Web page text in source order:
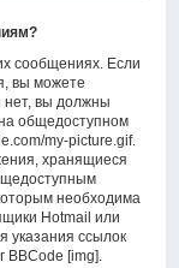
сообщениях. Если
вы можете
нет, вы должны
общедоступном
my-picture.gif.
хранящиеся
необходима
Hotmail или
указания ссылок
BBCode [img].